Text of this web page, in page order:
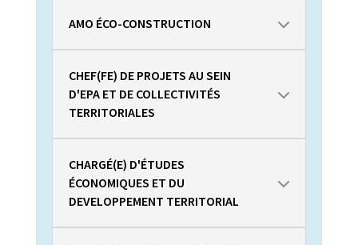
AMO ÉCO-CONSTRUCTION
CHEF(FE) DE PROJETS AU SEIN
D'EPA ET DE COLLECTIVITÉS
TERRITORIALES
CHARGÉ(E) D'ÉTUDES
ÉCONOMIQUES ET DU
DEVELOPPEMENT TERRITORIAL